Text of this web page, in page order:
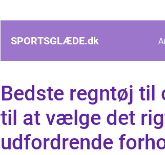
SPORTSGLÆDE.dk
Bedste regntøj til
til at vælge det
udfordrende